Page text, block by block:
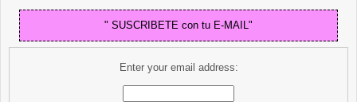
" SUSCRIBETE con tu E-MAIL"
Enter your email address: